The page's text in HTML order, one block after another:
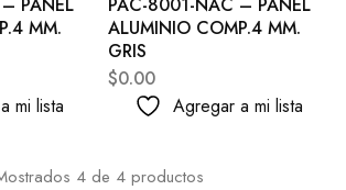
MM.
mi lista
ALUMINIO COMP.4 MM.
GRIS
$0.00
Agregar a mi lista
4 de 4 productos